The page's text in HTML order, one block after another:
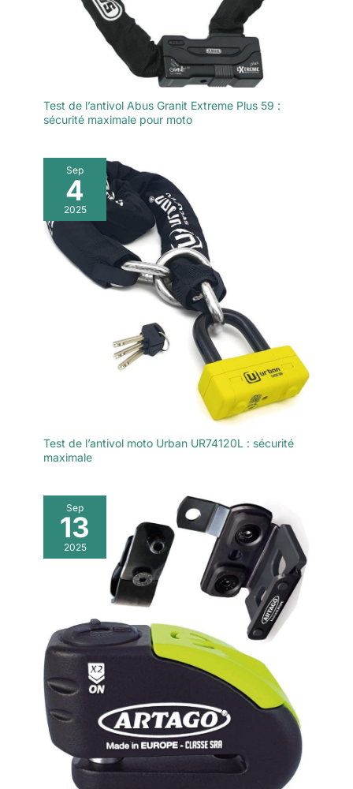
Test de l’antivol Abus Granit Extreme Plus 59 :
sécurité maximale pour moto
Sep
4
2025
Test de l’antivol moto Urban UR74120L : sécurité
maximale
Sep
13
2025